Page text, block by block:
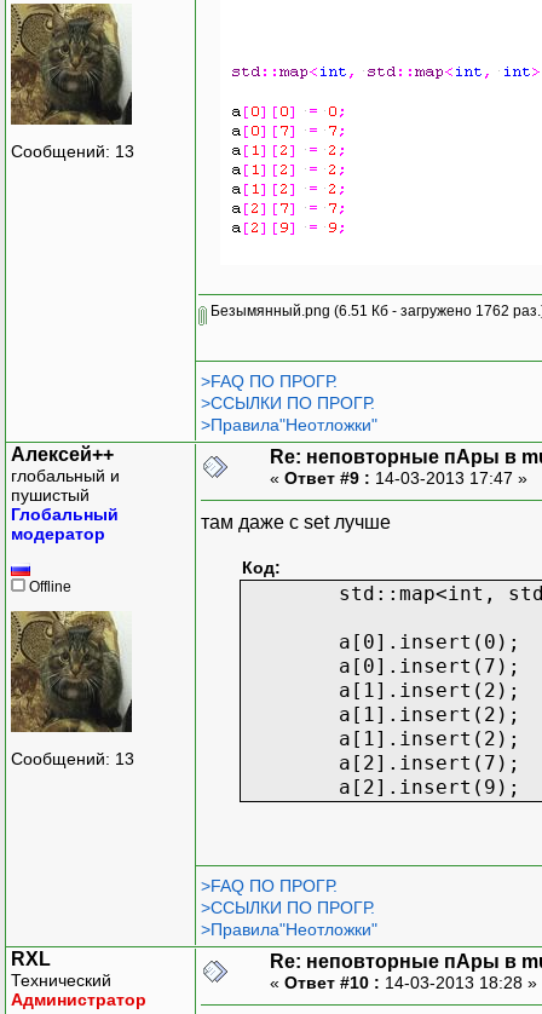
Сообщений: 13
Безымянный.png (6.51 Кб - загружено 1762
>FAQ ПО ПРОГР.
>ССЫЛКИ ПО ПРОГР.
>Правила"Неотложки"
Алексей++
глобальный и
пушистый
Глобальный
модератор
Offline
Сообщений: 13
Re: неповторные пАры в
« Ответ #9 : 14-03-2013 17:47 »
там даже с set лучше
Код:
std::map<int,
a[0].insert(0);
a[0].insert(7);
a[1].insert(2);
a[1].insert(2);
a[1].insert(2);
a[2].insert(7);
a[2].insert(9);
>FAQ ПО ПРОГР.
>ССЫЛКИ ПО ПРОГР.
>Правила"Неотложки"
RXL
Технический
Администратор
Re: неповторные пАры в
« Ответ #10 : 14-03-2013 18:28 »